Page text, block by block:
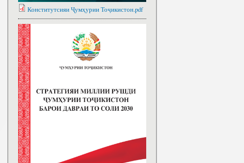
Конститутсияи Ҷумҳурии Тоҷикистон.pdf